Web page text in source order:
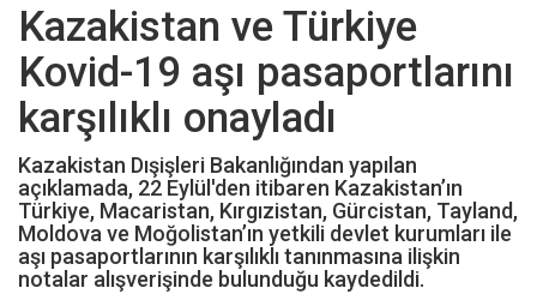
Kazakistan ve Türkiye
Kovid-19 aşı pasaportlarını
karşılıklı onayladı
Kazakistan Dışişleri Bakanlığından yapılan
açıklamada, 22 Eylül'den itibaren Kazakistan’ın
Türkiye, Macaristan, Kırgızistan, Gürcistan, Tayland,
Moldova ve Moğolistan’ın yetkili devlet kurumları ile
aşı pasaportlarının karşılıklı tanınmasına ilişkin
notalar alışverişinde bulunduğu kaydedildi.